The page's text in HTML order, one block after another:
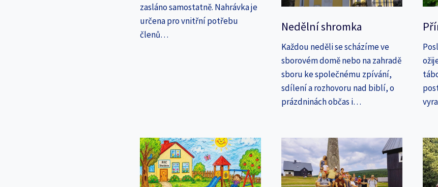
zasláno samostatně. Nahrávka je
určena pro vnitřní potřebu
členů…
Nedělní shromka
Každou neděli se scházíme ve
sborovém domě nebo na zahradě
sboru ke společnému zpívání,
sdílení a rozhovoru nad biblí, o
prázdninách občas i…